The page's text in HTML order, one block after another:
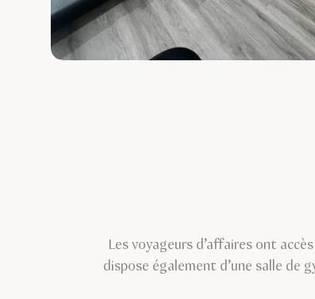
Les voyageurs d’affaires ont
dispose également d’une salle de